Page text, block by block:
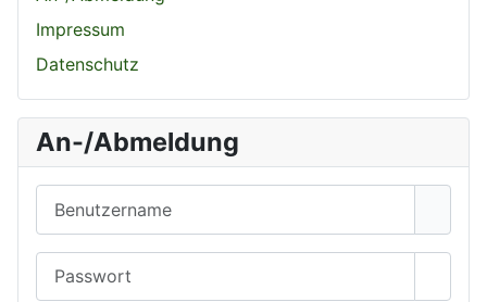
Impressum
Datenschutz
An-/Abmeldung